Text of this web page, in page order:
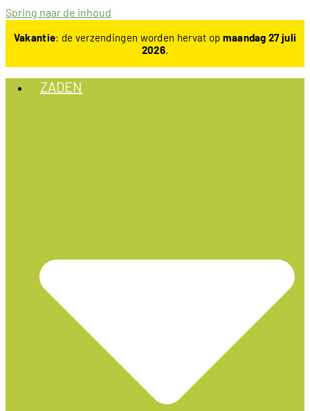
Spring naar de inhoud
Vakantie: de verzendingen worden hervat op maandag 27 juli
2026.
ZADEN